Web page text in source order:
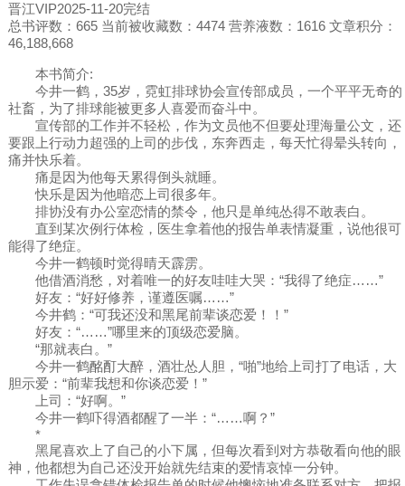
晋江VIP2025-11-20完结
总书评数：665 当前被收藏数：4474 营养液数：1616 文章积分：
46,188,668
本书简介:
今井一鹤，35岁，霓虹排球协会宣传部成员，一个平平无奇的
社畜，为了排球能被更多人喜爱而奋斗中。
宣传部的工作并不轻松，作为文员他不但要处理海量公文，还
要跟上行动力超强的上司的步伐，东奔西走，每天忙得晕头转向，
痛并快乐着。
痛是因为他每天累得倒头就睡。
快乐是因为他暗恋上司很多年。
排协没有办公室恋情的禁令，他只是单纯怂得不敢表白。
直到某次例行体检，医生拿着他的报告单表情凝重，说他很可
能得了绝症。
今井一鹤顿时觉得晴天霹雳。
他借酒消愁，对着唯一的好友哇哇大哭：“我得了绝症……”
好友：“好好修养，谨遵医嘱……”
今井鹤：“可我还没和黑尾前辈谈恋爱！！”
好友：“……”哪里来的顶级恋爱脑。
“那就表白。”
今井一鹤酩酊大醉，酒壮怂人胆，“啪”地给上司打了电话，大
胆示爱：“前辈我想和你谈恋爱！”
上司：“好啊。”
今井一鹤吓得酒都醒了一半：“……啊？”
*
黑尾喜欢上了自己的小下属，但每次看到对方恭敬看向他的眼
神，他都想为自己还没开始就先结束的爱情哀悼一分钟。